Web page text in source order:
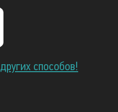
других способов!